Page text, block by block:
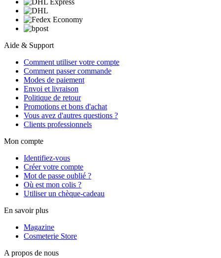
Aide & Support
Comment utiliser votre compte
Comment passer commande
Modes de paiement
Envoi et livraison
Politique de retour
Promotions et bons d'achat
Vous avez d'autres questions ?
Clients professionnels
Mon compte
Identifiez-vous
Créer votre compte
Mot de passe oublié ?
Où est mon colis ?
Utiliser un chèque-cadeau
En savoir plus
Magazine
Cosmeterie Store
A propos de nous